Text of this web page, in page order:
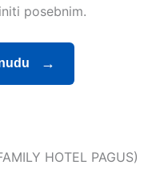
posebnim.
HOTEL PAGUS)